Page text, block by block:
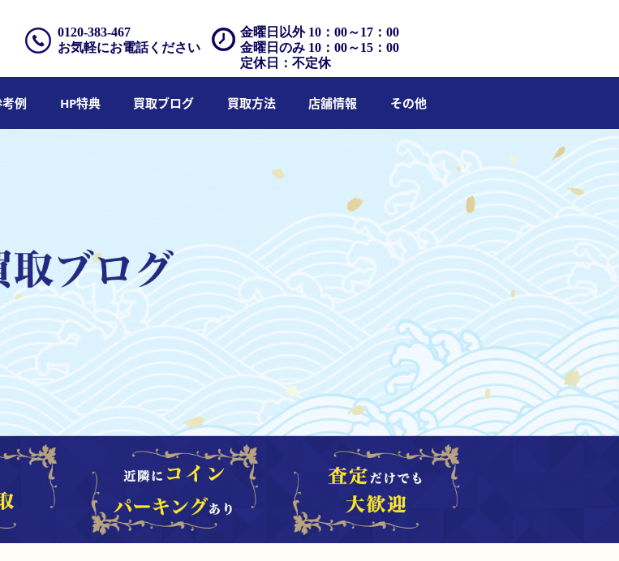
金曜日以外 10：00～17：00
金曜日のみ 10：00～15：00
定休日：不定休
0120-383-467
お気軽にお電話ください
例 HP特典 買取ブログ 買取方法 店舗情報 その他